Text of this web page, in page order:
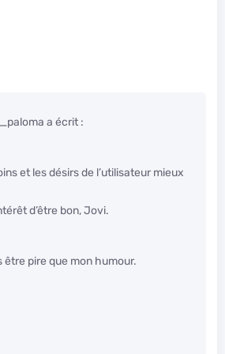
a écrit :
et les désirs de l’utilisateur mieux
d’être bon, Jovi.
être pire que mon humour.